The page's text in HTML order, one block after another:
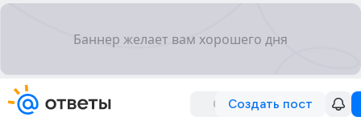
Создать пост